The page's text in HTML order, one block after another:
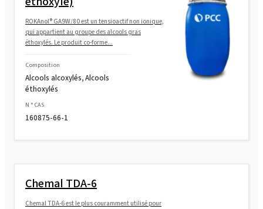
ROKAnol®LP60 (éther d'alcool gras
polyoxyalkylène)
ROKAnol® LP911 (éther de polyoxyalkylène
glycol)
propoxylé)
ROKAnol®LP1012 (alcool C12-C14, éthoxylé,
propoxylé)
ROKAnol® GA9W/80 est un tensioactif non ionique,
qui appartient au groupe des alcools gras
éthoxylés. Le produit co-forme...
Composition
Alcools alcoxylés, Alcools
éthoxylés
N ° CAS.
160875-66-1
Chemal TDA-6
Chemal TDA-6 est le plus couramment utilisé pour